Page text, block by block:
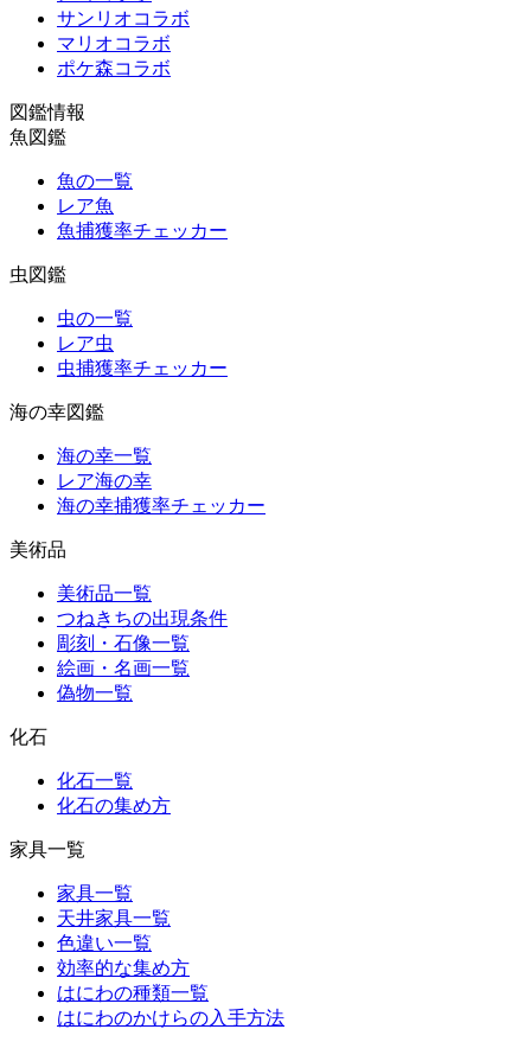
サンリオコラボ
マリオコラボ
ポケ森コラボ
図鑑情報
魚図鑑
魚の一覧
レア魚
魚捕獲率チェッカー
虫図鑑
虫の一覧
レア虫
虫捕獲率チェッカー
海の幸図鑑
海の幸一覧
レア海の幸
海の幸捕獲率チェッカー
美術品
美術品一覧
つねきちの出現条件
彫刻・石像一覧
絵画・名画一覧
偽物一覧
化石
化石一覧
化石の集め方
家具一覧
家具一覧
天井家具一覧
色違い一覧
効率的な集め方
はにわの種類一覧
はにわのかけらの入手方法